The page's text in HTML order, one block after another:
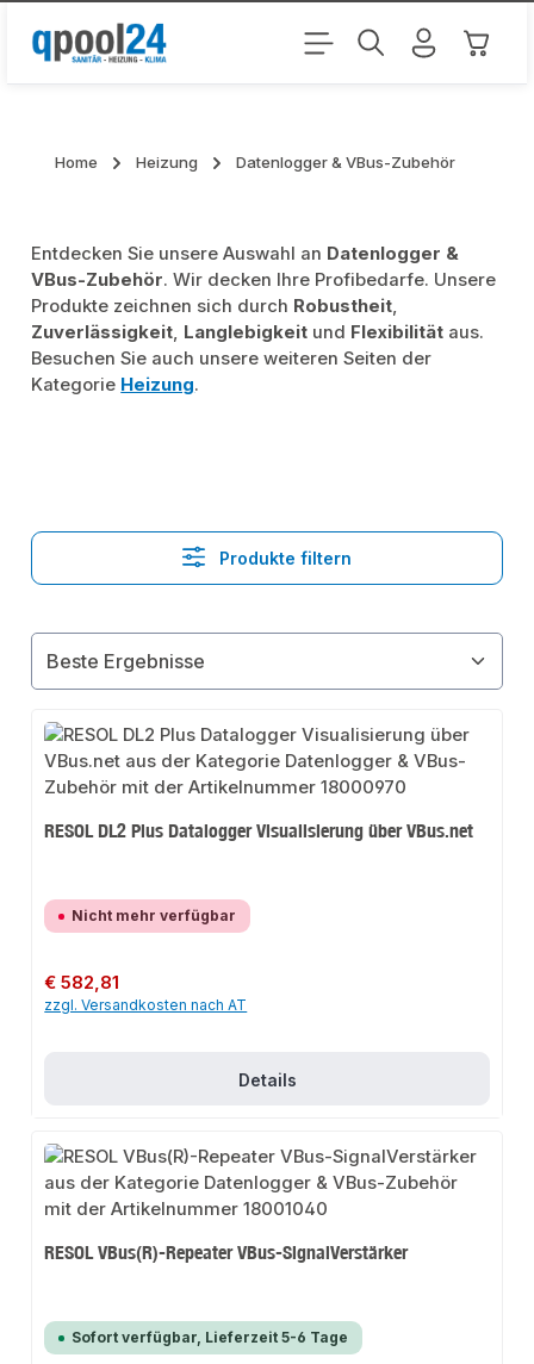
Zum Hauptinhalt springen
Home Heizung Datenlogger & VBus-Zubehör
Entdecken Sie unsere Auswahl an Datenlogger &
VBus-Zubehör. Wir decken Ihre Profibedarfe. Unsere
Produkte zeichnen sich durch Robustheit,
Zuverlässigkeit, Langlebigkeit und Flexibilität aus.
Besuchen Sie auch unsere weiteren Seiten der
Kategorie Heizung.
Produkte filtern
RESOL DL2 Plus Datalogger Visualisierung über VBus.net
Nicht mehr verfügbar
Regulärer Preis:
€ 582,81
zzgl. Versandkosten nach AT
Details
RESOL VBus(R)-Repeater VBus-SignalVerstärker
Sofort verfügbar, Lieferzeit 5-6 Tage